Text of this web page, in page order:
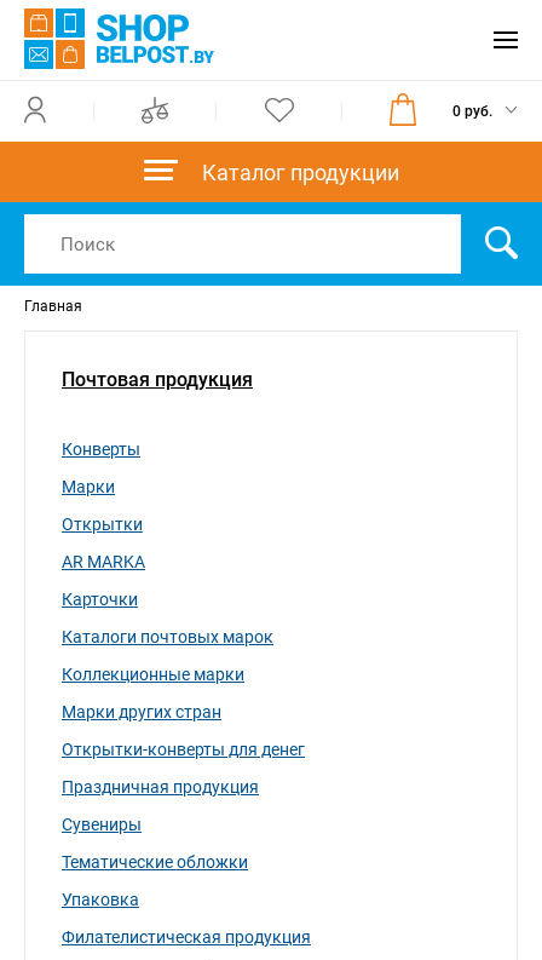
0 руб.
Каталог продукции
Главная
Почтовая продукция
Конверты
Марки
Открытки
AR MARKA
Карточки
Каталоги почтовых марок
Коллекционные марки
Марки других стран
Открытки-конверты для денег
Праздничная продукция
Сувениры
Тематические обложки
Упаковка
Филателистическая продукция